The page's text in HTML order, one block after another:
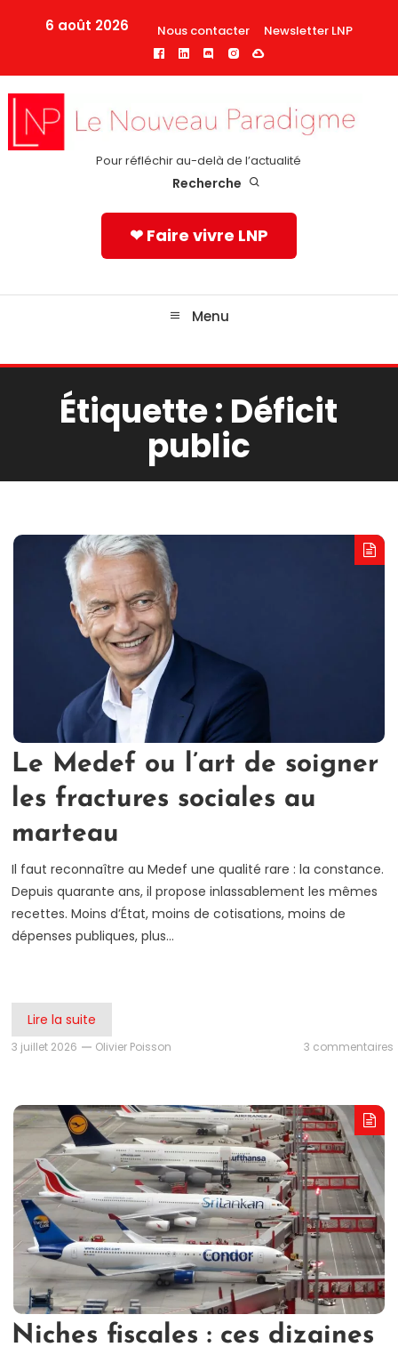
6 août 2026 Nous contacter Newsletter LNP
Pour réfléchir au-delà de l’actualité
Recherche
❤ Faire vivre LNP
Menu
Étiquette : Déficit
public
Le Medef ou l’art de soigner
les fractures sociales au
marteau
Il faut reconnaître au Medef une qualité rare : la constance.
Depuis quarante ans, il propose inlassablement les mêmes
recettes. Moins d’État, moins de cotisations, moins de
dépenses publiques, plus…
Lire la suite
3 juillet 2026 Olivier Poisson 3 commentaires
Niches fiscales : ces dizaines